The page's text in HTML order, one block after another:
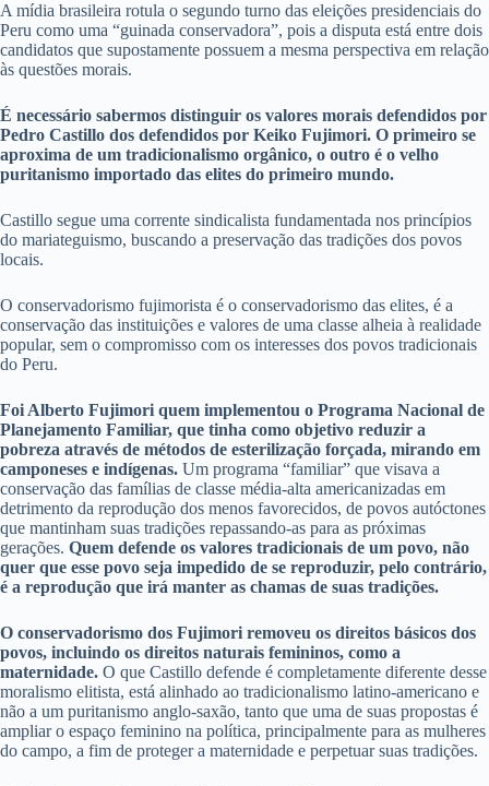
A mídia brasileira rotula o segundo turno das eleições presidenciais do
Peru como uma “guinada conservadora”, pois a disputa está entre dois
candidatos que supostamente possuem a mesma perspectiva em relação
às questões morais.
É necessário sabermos distinguir os valores morais defendidos por
Pedro Castillo dos defendidos por Keiko Fujimori. O primeiro se
aproxima de um tradicionalismo orgânico, o outro é o velho
puritanismo importado das elites do primeiro mundo.
Castillo segue uma corrente sindicalista fundamentada nos princípios
do mariateguismo, buscando a preservação das tradições dos povos
locais.
O conservadorismo fujimorista é o conservadorismo das elites, é a
conservação das instituições e valores de uma classe alheia à realidade
popular, sem o compromisso com os interesses dos povos tradicionais
do Peru.
Foi Alberto Fujimori quem implementou o Programa Nacional de
Planejamento Familiar, que tinha como objetivo reduzir a
pobreza através de métodos de esterilização forçada, mirando em
camponeses e indígenas. Um programa “familiar” que visava a
conservação das famílias de classe média-alta americanizadas em
detrimento da reprodução dos menos favorecidos, de povos autóctones
que mantinham suas tradições repassando-as para as próximas
gerações. Quem defende os valores tradicionais de um povo, não
quer que esse povo seja impedido de se reproduzir, pelo contrário,
é a reprodução que irá manter as chamas de suas tradições.
O conservadorismo dos Fujimori removeu os direitos básicos dos
povos, incluindo os direitos naturais femininos, como a
maternidade. O que Castillo defende é completamente diferente desse
moralismo elitista, está alinhado ao tradicionalismo latino-americano e
não a um puritanismo anglo-saxão, tanto que uma de suas propostas é
ampliar o espaço feminino na política, principalmente para as mulheres
do campo, a fim de proteger a maternidade e perpetuar suas tradições.